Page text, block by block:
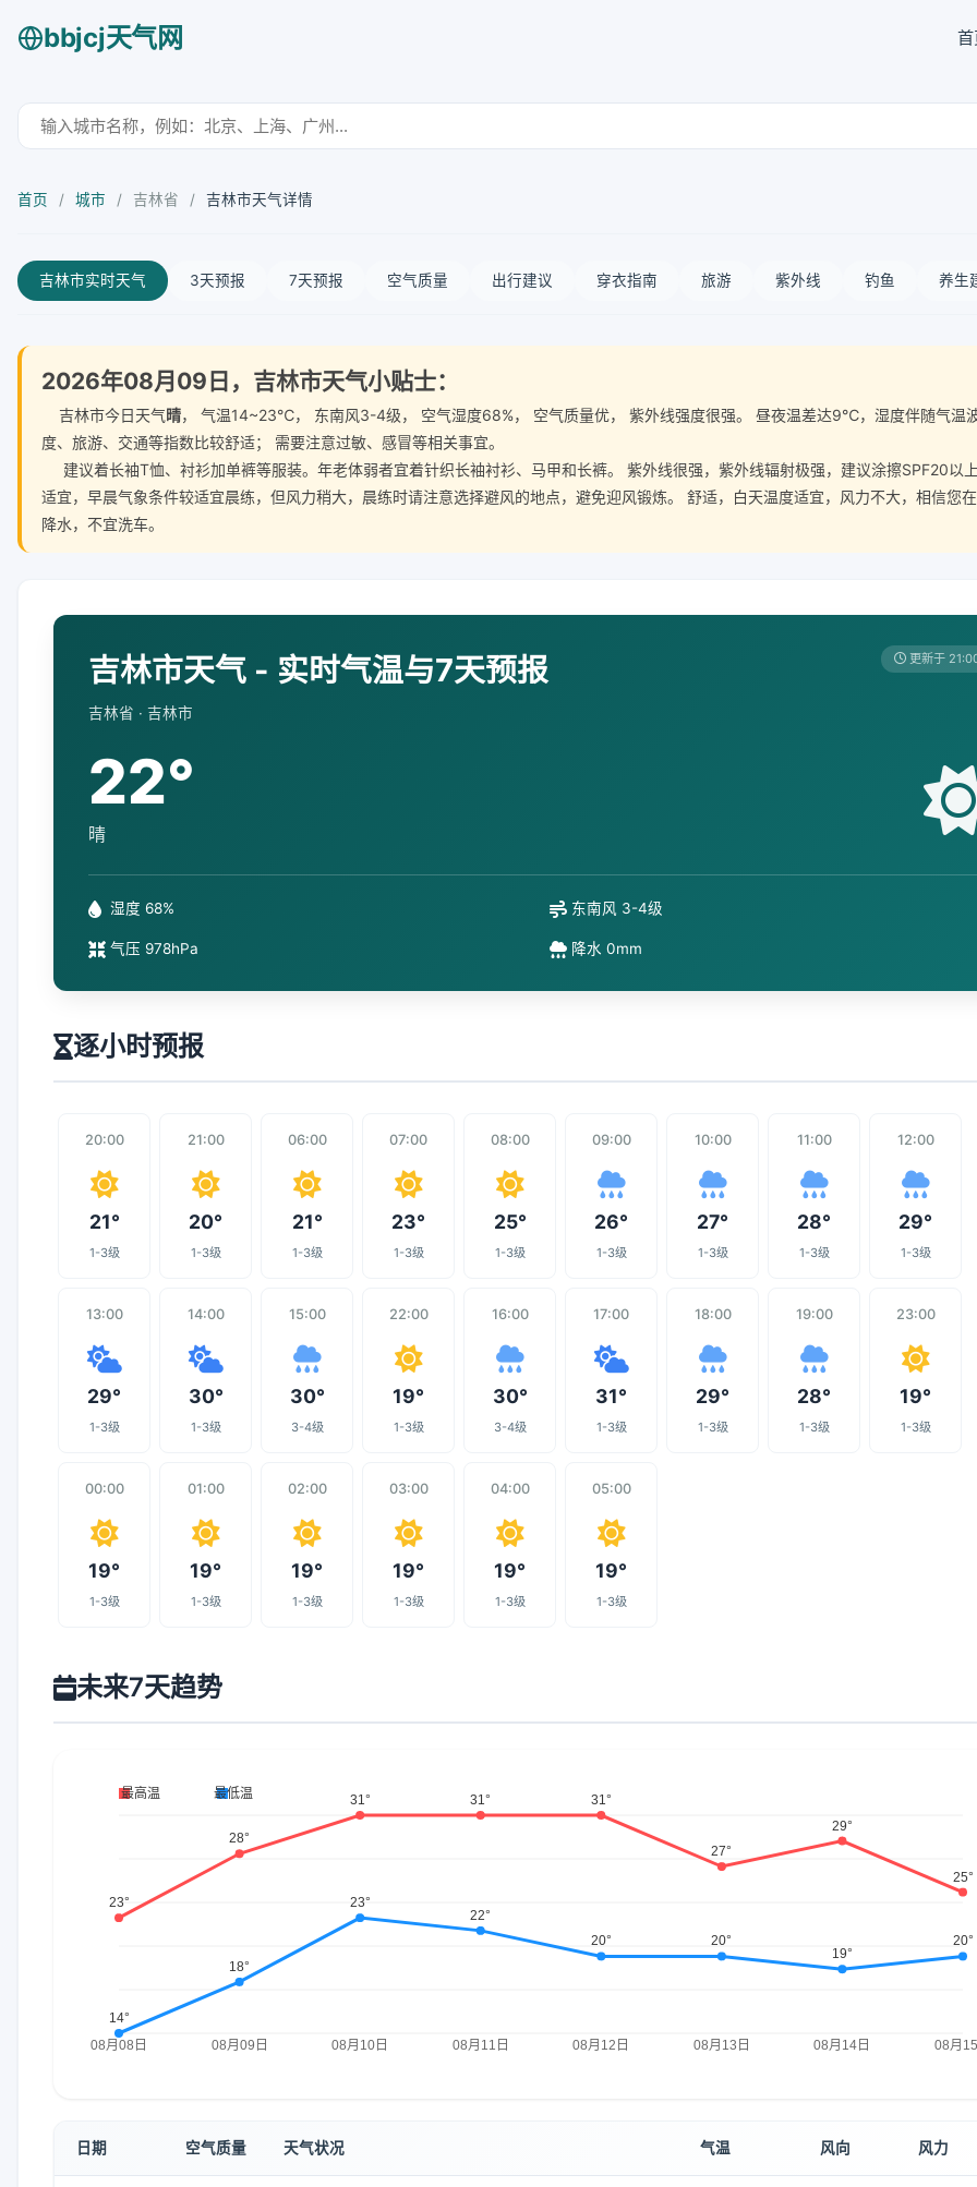
bbjcj天气网
首页 / 城市 / 吉林省 / 吉林市天气详情
吉林市实时天气 3天预报 7天预报 空气质量 出行建议 穿衣指南 旅游 紫外线 钓鱼 养生
2026年08月09日，吉林市天气小贴士：
吉林市今日天气晴， 气温14~23℃， 东南风3-4级， 空气湿度68%， 空气质量优， 紫外线强度很强。 昼夜温差达9℃，湿度伴随气温
度、旅游、交通等指数比较舒适； 需要注意过敏、感冒等相关事宜。
建议着长袖T恤、衬衫加单裤等服装。年老体弱者宜着针织长袖衬衫、马甲和长裤。 紫外线很强，紫外线辐射极强，建议涂擦SPF20以
适宜，早晨气象条件较适宜晨练，但风力稍大，晨练时请注意选择避风的地点，避免迎风锻炼。 舒适，白天温度适宜，风力不大，相信您
降水，不宜洗车。
吉林市天气 - 实时气温与7天预报
吉林省 · 吉林市
更新于
22°
晴
湿度 68% 东南风 3-4级
气压 978hPa 降水 0mm
逐小时预报
20:00
21°
1-3级
21:00
20°
1-3级
06:00
21°
1-3级
07:00
23°
1-3级
08:00
25°
1-3级
09:00
26°
1-3级
10:00
27°
1-3级
11:00
28°
1-3级
12:00
29°
1-3级
13:00
29°
1-3级
14:00
30°
1-3级
15:00
30°
3-4级
22:00
19°
1-3级
16:00
30°
3-4级
17:00
31°
1-3级
18:00
29°
1-3级
19:00
28°
1-3级
23:00
19°
1-3级
00:00
19°
1-3级
01:00
19°
1-3级
02:00
19°
1-3级
03:00
19°
1-3级
04:00
19°
1-3级
05:00
19°
1-3级
未来7天趋势
日期 空气质量 天气状况 气温 风向 风力